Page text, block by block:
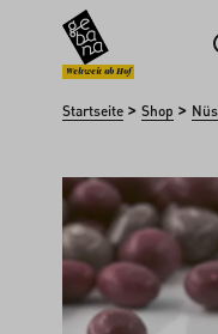
Hauptinhalt springen
Zur Suche springen
Weltweit ab Hof
Startseite > Shop >
Bildergalerie